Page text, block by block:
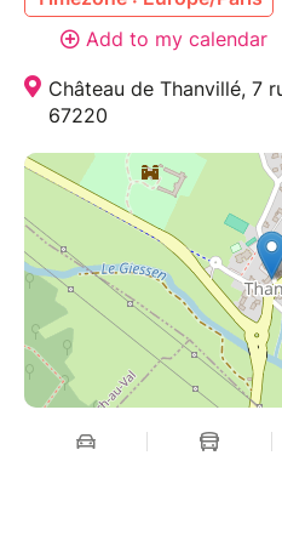
Add to my calendar
Château de Thanvillé, 7
67220